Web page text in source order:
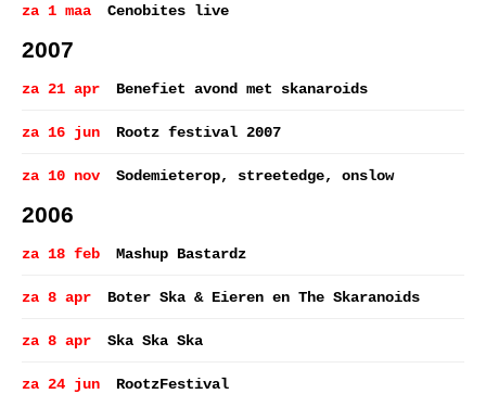
za 1 maa Cenobites live
2007
za 21 apr Benefiet avond met skanaroids
za 16 jun Rootz festival 2007
za 10 nov Sodemieterop, streetedge, onslow
2006
za 18 feb Mashup Bastardz
za 8 apr Boter Ska & Eieren en The Skaranoids
za 8 apr Ska Ska Ska
za 24 jun RootzFestival